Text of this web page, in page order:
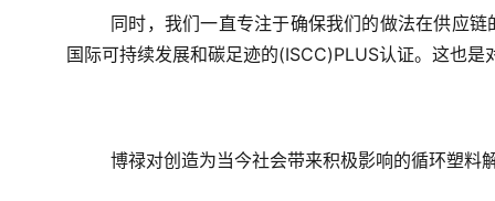
同时，我们一直专注于确保我们的做法在供应
国际可持续发展和碳足迹的(ISCC)PLUS认证。这也
博禄对创造为当今社会带来积极影响的循环塑料